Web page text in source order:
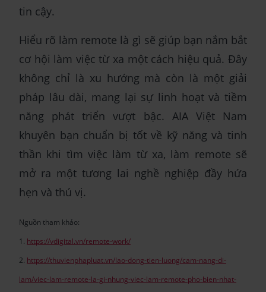
tin cậy.
Hiểu rõ làm remote là gì sẽ giúp bạn nắm bắt
cơ hội làm việc từ xa một cách hiệu quả. Đây
không chỉ là xu hướng mà còn là một giải
pháp lâu dài, mang lại sự linh hoạt và tiềm
năng phát triển vượt bậc. AIA Việt Nam
khuyên bạn chuẩn bị tốt về kỹ năng và tinh
thần khi tìm việc làm từ xa, làm remote sẽ
mở ra một tương lai nghề nghiệp đầy hứa
hẹn và thú vị.
Nguồn tham khảo:
1. https://vdigital.vn/remote-work/
2. https://thuvienphapluat.vn/lao-dong-tien-luong/cam-nang-di-
lam/viec-lam-remote-la-gi-nhung-viec-lam-remote-pho-bien-nhat-